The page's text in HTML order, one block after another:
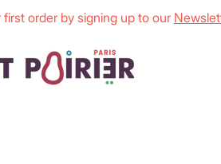
order by signing up to our